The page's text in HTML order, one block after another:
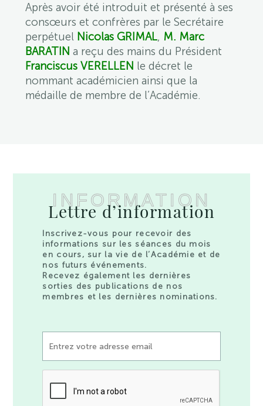
Après avoir été introduit et présenté à ses
consœurs et confrères par le Secrétaire
perpétuelNicolas GRIMAL, M. Marc
BARATIN a reçu des mains du Président
Franciscus VERELLEN le décret le
nommant académicien ainsi que la
médaille de membre de l’Académie.
INFORMATION
Lettre d’information
Inscrivez-vous pour recevoir des
informations sur les séances du mois
en cours, sur la vie de l’Académie et de
nos futurs événements.
Recevez également les dernières
sorties des publications de nos
membres et les dernières nominations.